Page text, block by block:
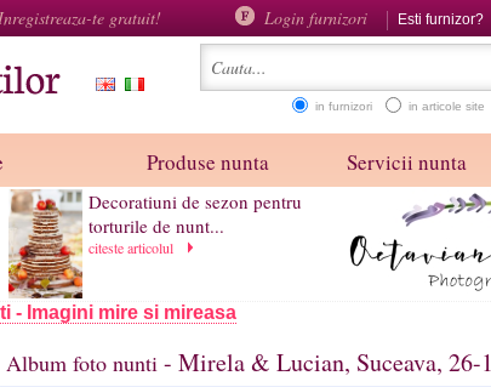
te gratuit! Login furnizori Esti furnizor?
in furnizori in articole site
Produse nunta Servicii nunta
Decoratiuni de sezon pentru
torturile de nunt...
citeste articolul
- Imagini mire si mireasa
Album foto nunti - Mirela & Lucian, Suceava, 26-